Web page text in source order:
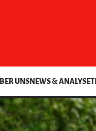
UNSNEWS & ANALYSE